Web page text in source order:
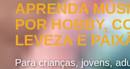
APRENDA
POR HOBBY,
LEVEZA E
Para crianças, jovens,